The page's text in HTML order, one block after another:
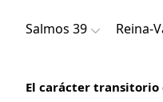
Salmos 39 Reina-
El carácter transitorio